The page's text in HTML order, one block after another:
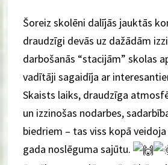
Šoreiz skolēni dalījās jauktās
draudzīgi devās uz dažādām
darbošanās “stacijām” skolas
vadītāji sagaidīja ar
Skaists laiks, draudzīga
un izzinošas nodarbes,
biedriem – tas viss kopā
gada noslēguma sajūtu.